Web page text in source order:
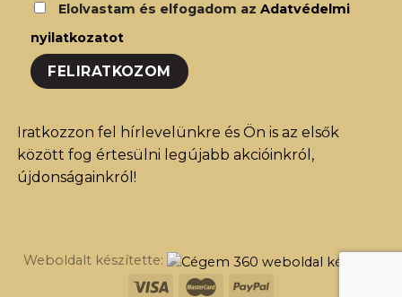
Elolvastam és elfogadom az Adatvédelmi
nyilatkozatot
Iratkozzon fel hírlevelünkre és Ön is az elsők
között fog értesülni legújabb akcióinkról,
újdonságainkról!
Weboldalt készítette: